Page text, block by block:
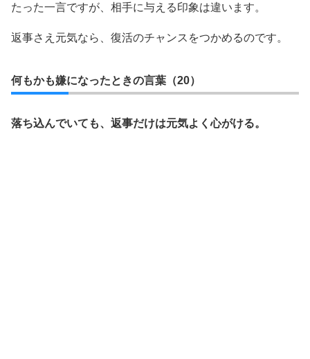
たった一言ですが、相手に与える印象は違います。
返事さえ元気なら、復活のチャンスをつかめるのです。
何もかも嫌になったときの言葉（20）
落ち込んでいても、返事だけは元気よく心がける。